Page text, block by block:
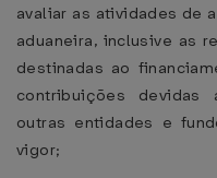
avaliar as atividades de
aduaneira, inclusive as
destinadas ao
contribuições devidas
outras entidades e
vigor;